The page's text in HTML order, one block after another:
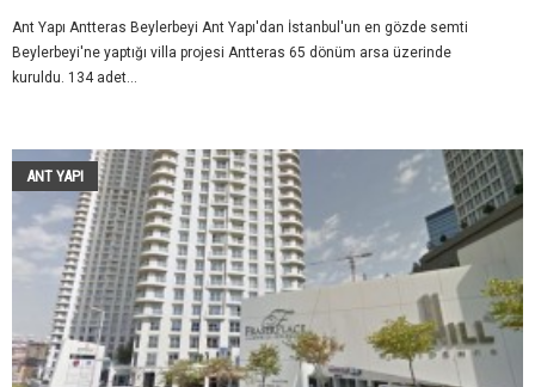
Ant Yapı Antteras Beylerbeyi Ant Yapı'dan İstanbul'un en gözde semti
Beylerbeyi'ne yaptığı villa projesi Antteras 65 dönüm arsa üzerinde
kuruldu. 134 adet...
ANT YAPI